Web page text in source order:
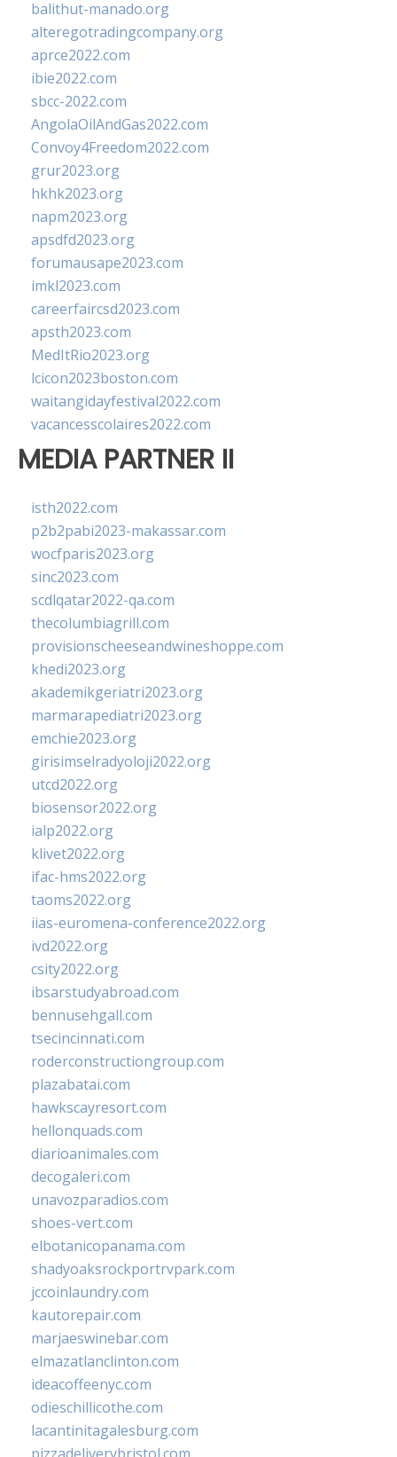
balithut-manado.org
alteregotradingcompany.org
aprce2022.com
ibie2022.com
sbcc-2022.com
AngolaOilAndGas2022.com
Convoy4Freedom2022.com
grur2023.org
hkhk2023.org
napm2023.org
apsdfd2023.org
forumausape2023.com
imkl2023.com
careerfaircsd2023.com
apsth2023.com
MedItRio2023.org
lcicon2023boston.com
waitangidayfestival2022.com
vacancesscolaires2022.com
MEDIA PARTNER II
isth2022.com
p2b2pabi2023-makassar.com
wocfparis2023.org
sinc2023.com
scdlqatar2022-qa.com
thecolumbiagrill.com
provisionscheeseandwineshoppe.com
khedi2023.org
akademikgeriatri2023.org
marmarapediatri2023.org
emchie2023.org
girisimselradyoloji2022.org
utcd2022.org
biosensor2022.org
ialp2022.org
klivet2022.org
ifac-hms2022.org
taoms2022.org
iias-euromena-conference2022.org
ivd2022.org
csity2022.org
ibsarstudyabroad.com
bennusehgall.com
tsecincinnati.com
roderconstructiongroup.com
plazabatai.com
hawkscayresort.com
hellonquads.com
diarioanimales.com
decogaleri.com
unavozparadios.com
shoes-vert.com
elbotanicopanama.com
shadyoaksrockportrvpark.com
jccoinlaundry.com
kautorepair.com
marjaeswinebar.com
elmazatlanclinton.com
ideacoffeenyc.com
odieschillicothe.com
lacantinitagalesburg.com